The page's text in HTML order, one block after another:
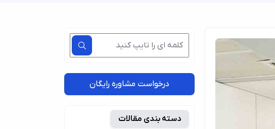
درخواست مشاوره رایگان
دسته بندی مقالات